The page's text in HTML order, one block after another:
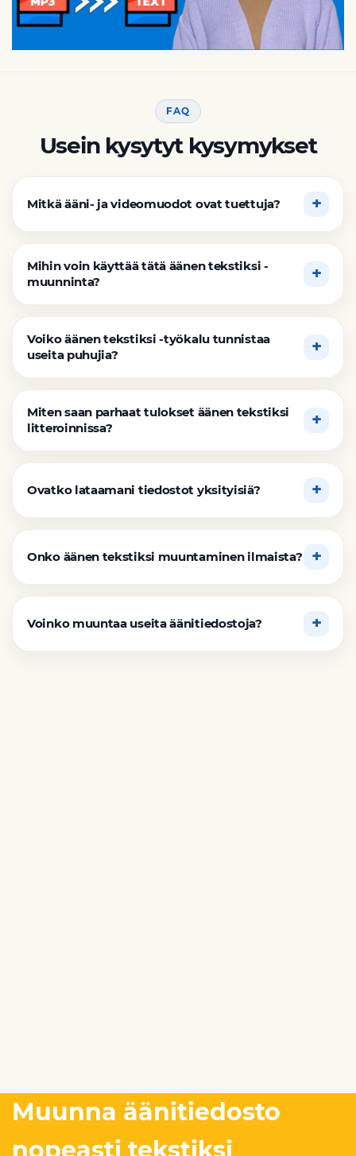
FAQ
Usein kysytyt kysymykset
Mitkä ääni- ja videomuodot ovat tuettuja?
Mihin voin käyttää tätä äänen tekstiksi -
muunninta?
Voiko äänen tekstiksi -työkalu tunnistaa
useita puhujia?
Miten saan parhaat tulokset äänen tekstiksi
litteroinnissa?
Ovatko lataamani tiedostot yksityisiä?
Onko äänen tekstiksi muuntaminen ilmaista?
Voinko muuntaa useita äänitiedostoja?
Muunna äänitiedosto
nopeasti tekstiksi